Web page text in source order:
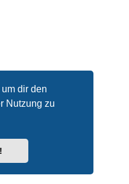
dir den
Nutzung zu